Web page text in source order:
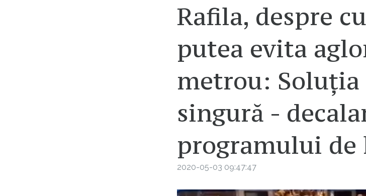
Rafila, despre
putea evita
metrou: Soluția
singură -
programului de
2020-05-03 09:47:47